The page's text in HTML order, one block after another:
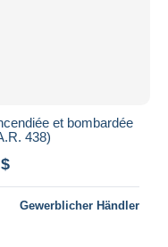
et bombardée
438)
Gewerblicher Händler